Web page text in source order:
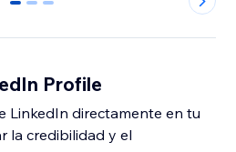
0 1 2
Profile
LinkedIn directamente en tu
la credibilidad y el